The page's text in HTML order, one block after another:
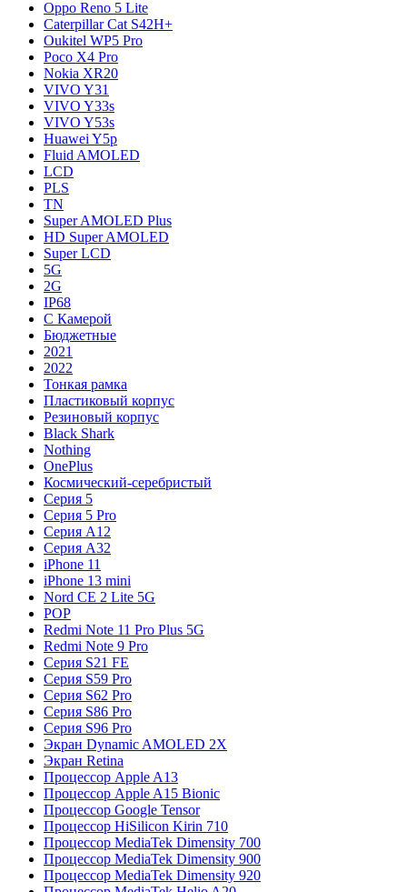
Oppo Reno 5 Lite
Caterpillar Cat S42H+
Oukitel WP5 Pro
Poco X4 Pro
Nokia XR20
VIVO Y31
VIVO Y33s
VIVO Y53s
Huawei Y5p
Fluid AMOLED
LCD
PLS
TN
Super AMOLED Plus
HD Super AMOLED
Super LCD
5G
2G
IP68
С Камерой
Бюджетные
2021
2022
Тонкая рамка
Пластиковый корпус
Резиновый корпус
Black Shark
Nothing
OnePlus
Космический-серебристый
Серия 5
Серия 5 Pro
Серия A12
Серия A32
iPhone 11
iPhone 13 mini
Nord CE 2 Lite 5G
POP
Redmi Note 11 Pro Plus 5G
Redmi Note 9 Pro
Серия S21 FE
Серия S59 Pro
Серия S62 Pro
Серия S86 Pro
Серия S96 Pro
Экран Dynamic AMOLED 2X
Экран Retina
Процессор Apple A13
Процессор Apple A15 Bionic
Процессор Google Tensor
Процессор HiSilicon Kirin 710
Процессор MediaTek Dimensity 700
Процессор MediaTek Dimensity 900
Процессор MediaTek Dimensity 920